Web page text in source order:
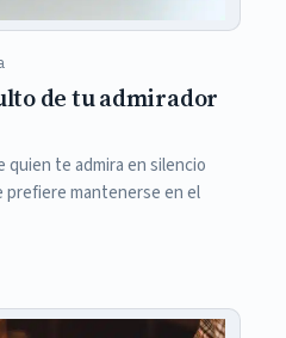
de tu admirador
quien te admira en silencio
prefiere mantenerse en el